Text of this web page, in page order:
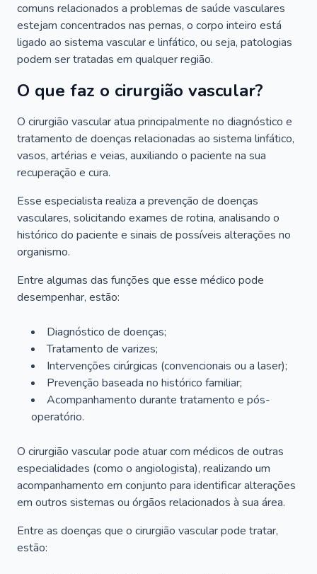
comuns relacionados a problemas de saúde vasculares
estejam concentrados nas pernas, o corpo inteiro está
ligado ao sistema vascular e linfático, ou seja, patologias
podem ser tratadas em qualquer região.
O que faz o cirurgião vascular?
O cirurgião vascular atua principalmente no diagnóstico e
tratamento de doenças relacionadas ao sistema linfático,
vasos, artérias e veias, auxiliando o paciente na sua
recuperação e cura.
Esse especialista realiza a prevenção de doenças
vasculares, solicitando exames de rotina, analisando o
histórico do paciente e sinais de possíveis alterações no
organismo.
Entre algumas das funções que esse médico pode
desempenhar, estão:
Diagnóstico de doenças;
Tratamento de varizes;
Intervenções cirúrgicas (convencionais ou a laser);
Prevenção baseada no histórico familiar;
Acompanhamento durante tratamento e pós-
operatório.
O cirurgião vascular pode atuar com médicos de outras
especialidades (como o angiologista), realizando um
acompanhamento em conjunto para identificar alterações
em outros sistemas ou órgãos relacionados à sua área.
Entre as doenças que o cirurgião vascular pode tratar,
estão: